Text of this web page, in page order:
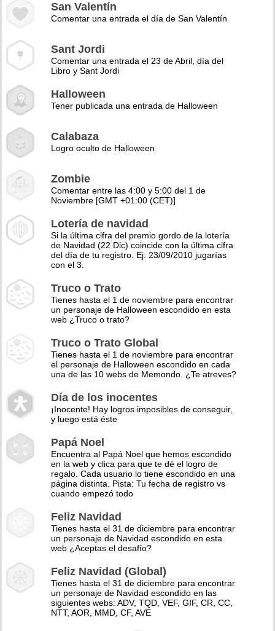
San Valentín
Comentar una entrada el día de San Valentín
Sant Jordi
Comentar una entrada el 23 de Abril, día del
Libro y Sant Jordi
Halloween
Tener publicada una entrada de Halloween
Calabaza
Logro oculto de Halloween
Zombie
Comentar entre las 4:00 y 5:00 del 1 de
Noviembre [GMT +01:00 (CET)]
Lotería de navidad
Si la última cifra del premio gordo de la lotería
de Navidad (22 Dic) coincide con la última cifra
del día de tu registro. Ej: 23/09/2010 jugarías
con el 3.
Truco o Trato
Tienes hasta el 1 de noviembre para encontrar
un personaje de Halloween escondido en esta
web ¿Truco o trato?
Truco o Trato Global
Tienes hasta el 1 de noviembre para encontrar
el personaje de Halloween escondido en cada
una de las 10 webs de Memondo. ¿Te atreves?
Día de los inocentes
¡Inocente! Hay logros imposibles de conseguir,
y luego está éste
Papá Noel
Encuentra al Papá Noel que hemos escondido
en la web y clica para que te dé el logro de
regalo. Cada usuario lo tiene escondido en una
página distinta. Pista: Tu fecha de registro vs
cuando empezó todo
Feliz Navidad
Tienes hasta el 31 de diciembre para encontrar
un personaje de Navidad escondido en esta
web ¿Aceptas el desafío?
Feliz Navidad (Global)
Tienes hasta el 31 de diciembre para encontrar
un personaje de Navidad escondido en las
siguientes webs: ADV, TQD, VEF, GIF, CR, CC,
NTT, AOR, MMD, CF, AVE